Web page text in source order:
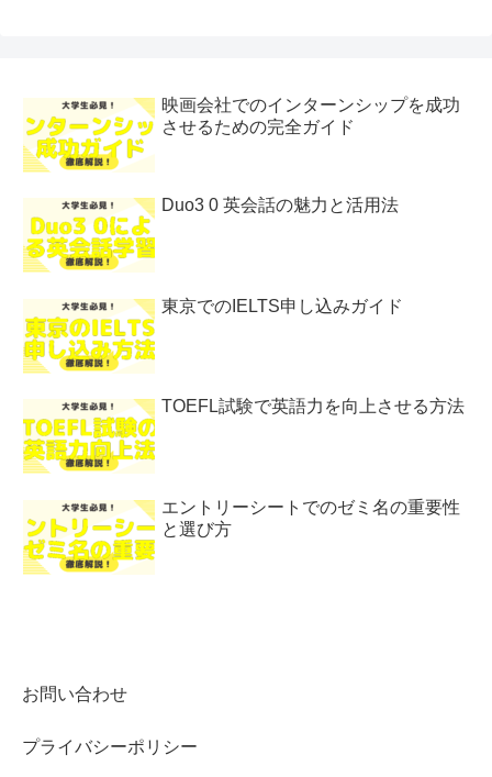
映画会社でのインターンシップを成功
させるための完全ガイド
Duo3 0 英会話の魅力と活用法
東京でのIELTS申し込みガイド
TOEFL試験で英語力を向上させる方法
エントリーシートでのゼミ名の重要性
と選び方
お問い合わせ
プライバシーポリシー